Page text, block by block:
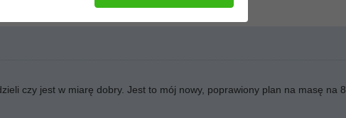
czy jest w miarę dobry. Jest to mój nowy, poprawiony plan na masę na 8